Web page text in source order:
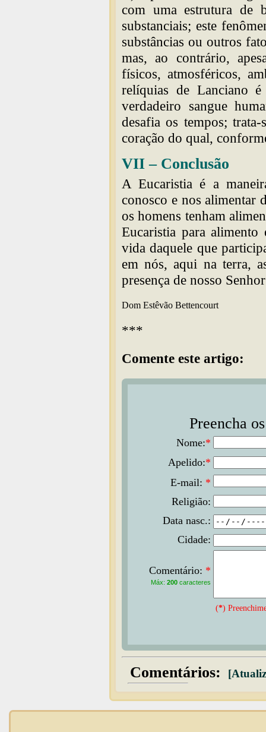
com uma estrutura de
substanciais; este
substâncias ou outros
mas, ao contrário,
físicos, atmosféricos,
relíquias de Lanciano
verdadeiro sangue
desafia os tempos;
coração do qual,
VII – Conclusão
A Eucaristia é a
conosco e nos alimentar
os homens tenham
Eucaristia para
vida daquele que
em nós, aqui na terra,
presença de nosso
Dom Estêvão Bettencourt
***
Comente este artigo:
Preencha
Nome:*
Apelido:*
E-mail: *
Religião:
Data nasc.:
Cidade:
Comentário: *
Máx: 200 caracteres
(*)
Comentários: